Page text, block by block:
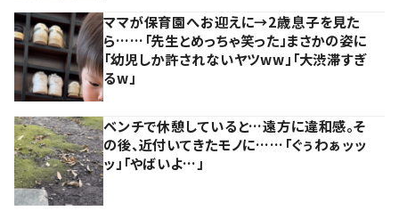
ママが保育園へお迎えに→2歳息子を見た
ら……「先生とめっちゃ笑った」まさかの姿に
「幼児しか許されないヤツww」「大渋滞すぎ
るw」
ベンチで休憩していると…遠方に違和感。そ
の後、近付いてきたモノに……「ぐぅわぁッッ
ッ」「やばいよ…」